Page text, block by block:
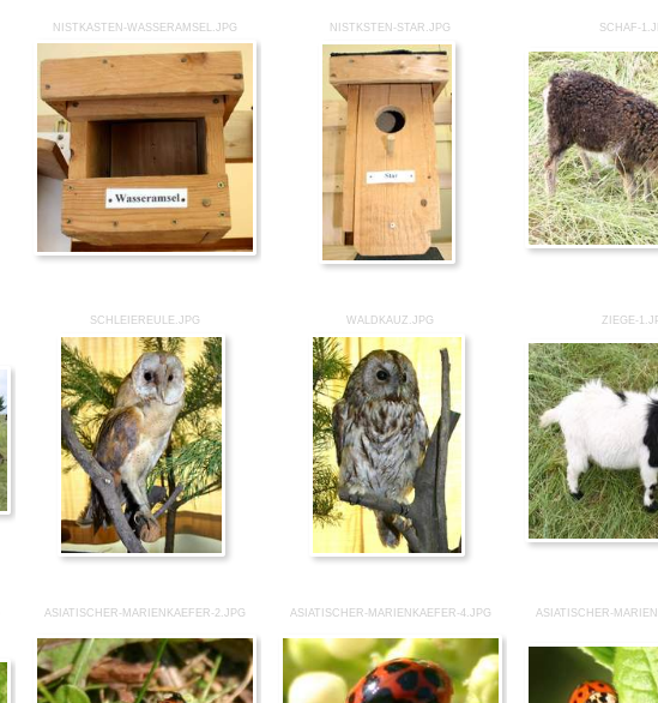
NISTKASTEN-WASSERAMSEL.JPG NISTKSTEN-STAR.JPG SCHAF-
SCHLEIEREULE.JPG WALDKAUZ.JPG ZIEGE-
ASIATISCHER-MARIENKAEFER-2.JPG ASIATISCHER-MARIENKAEFER-4.JPG ASIATISCHER-